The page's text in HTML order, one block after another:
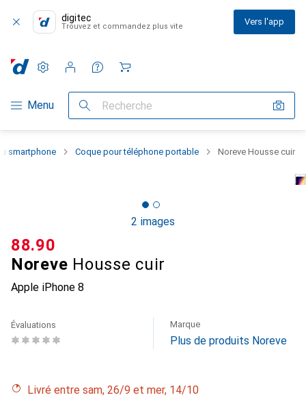
digitec
Trouvez et commandez plus vite Vers l'app
Navigation par catégorie
Menu Recherche
Paramètres
Compte client
Listes de comparaison
Listes d'envies
Panier
smartphone Coque pour téléphone portable Noreve Housse cuir
2 images
Noreve Housse cuir
Apple iPhone 8
CHF
88.90
Évaluations Marque
Plus de produits Noreve
Livré entre sam, 26/9 et mer, 14/10